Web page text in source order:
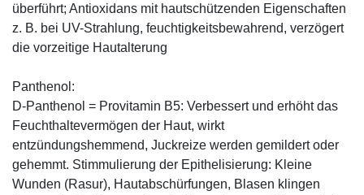
überführt; Antioxidans mit hautschützenden Eigenschaften
z. B. bei UV-Strahlung, feuchtigkeitsbewahrend, verzögert
die vorzeitige Hautalterung
Panthenol:
D-Panthenol = Provitamin B5: Verbessert und erhöht das
Feuchthaltevermögen der Haut, wirkt
entzündungshemmend, Juckreize werden gemildert oder
gehemmt. Stimmulierung der Epithelisierung: Kleine
Wunden (Rasur), Hautabschürfungen, Blasen klingen